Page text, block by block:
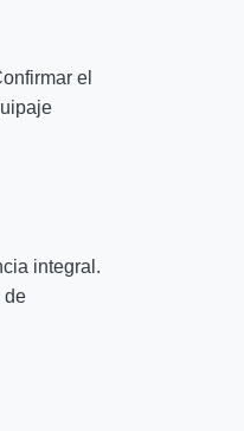
el
integral.
de